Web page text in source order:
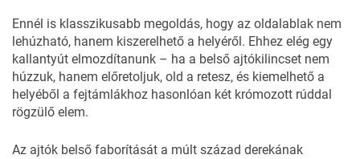
Ennél is klasszikusabb megoldás, hogy az oldalablak nem
lehúzható, hanem kiszerelhető a helyéről. Ehhez elég egy
kallantyút elmozdítanunk – ha a belső ajtókilincset nem
húzzuk, hanem előretoljuk, old a retesz, és kiemelhető a
helyéből a fejtámlákhoz hasonlóan két krómozott rúddal
rögzülő elem.
Az ajtók belső faborítását a múlt század derekának